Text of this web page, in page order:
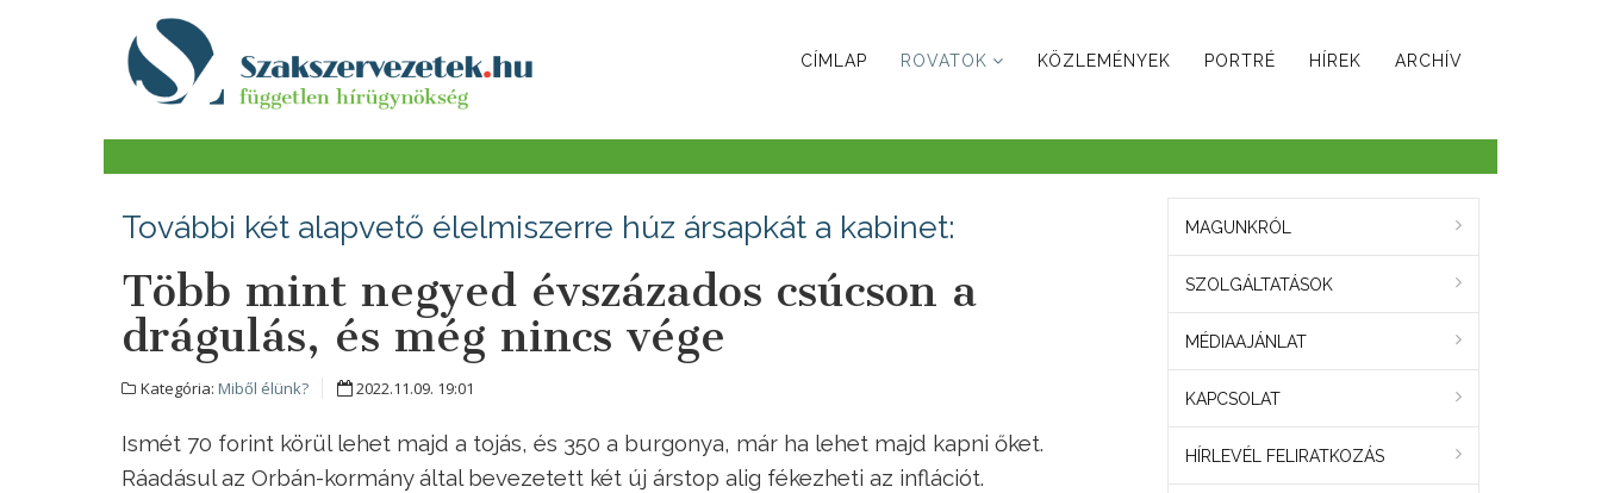
CÍMLAP ROVATOK KÖZLEMÉNYEK PORTRÉ HÍREK ARCHÍV
További két alapvető élelmiszerre húz ársapkát a kabinet:
Több mint negyed évszázados csúcson a
drágulás, és még nincs vége
Kategória: Miből élünk? 2022.11.09. 19:01
Ismét 70 forint körül lehet majd a tojás, és 350 a burgonya, már ha lehet majd kapni őket.
Ráadásul az Orbán-kormány által bevezetett két új árstop alig fékezheti az inflációt.
MAGUNKRÓL
SZOLGÁLTATÁSOK
MÉDIAAJÁNLAT
KAPCSOLAT
HÍRLEVÉL FELIRATKOZÁS